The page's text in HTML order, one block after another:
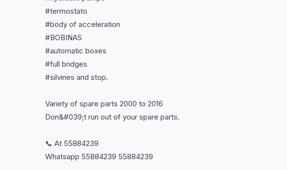
#termostato
#body of acceleration
#BOBINAS
#automatic boxes
#full bridges
#silvines and stop.
Variety of spare parts 2000 to 2016
Don&#039;t run out of your spare parts.
📞 At 55884239
Whatsapp 55884239 55884239